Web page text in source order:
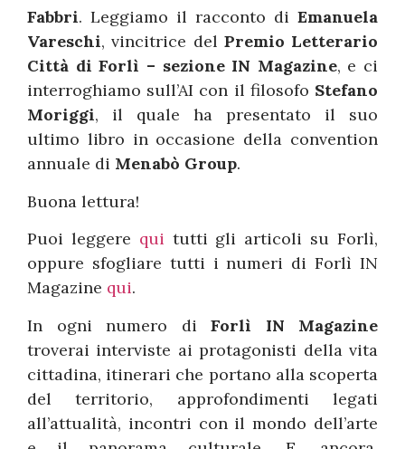
Fabbri. Leggiamo il racconto di Emanuela
Vareschi, vincitrice del Premio Letterario
Città di Forlì – sezione IN Magazine, e ci
interroghiamo sull’AI con il filosofo Stefano
Moriggi, il quale ha presentato il suo
ultimo libro in occasione della convention
annuale di Menabò Group.
Buona lettura!
Puoi leggere qui tutti gli articoli su Forlì,
oppure sfogliare tutti i numeri di Forlì IN
Magazine qui.
In ogni numero di Forlì IN Magazine
troverai interviste ai protagonisti della vita
cittadina, itinerari che portano alla scoperta
del territorio, approfondimenti legati
all’attualità, incontri con il mondo dell’arte